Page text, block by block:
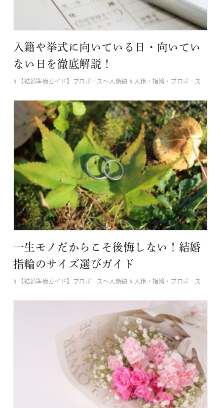
入籍や挙式に向いている日・向いてい
ない日を徹底解説！
【結婚準備ガイド】プロポーズ〜入籍編 入籍・指輪・プロポーズ
一生モノだからこそ後悔しない！結婚
指輪のサイズ選びガイド
【結婚準備ガイド】プロポーズ〜入籍編 入籍・指輪・プロポーズ